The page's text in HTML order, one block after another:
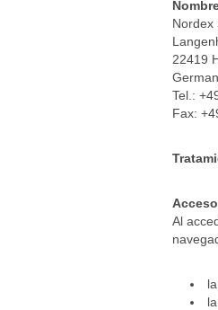
Nordex
22419
Tel.:
Fax:
Al